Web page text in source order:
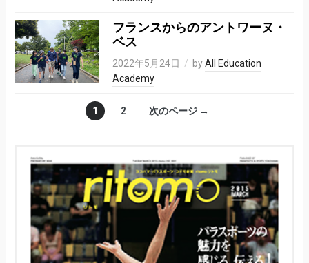
フランスからのアントワーヌ・
ベス
2022年5月24日 byAll Education
Academy
1 2 次のページ →